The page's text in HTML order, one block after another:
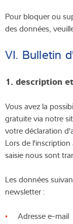
Pour bloquer ou
des données,
VI. Bulletin
1. description
Vous avez la
gratuite via notre
votre déclaration
Lors de
saisie nous sont
Les données
newsletter :
Adresse e-mail